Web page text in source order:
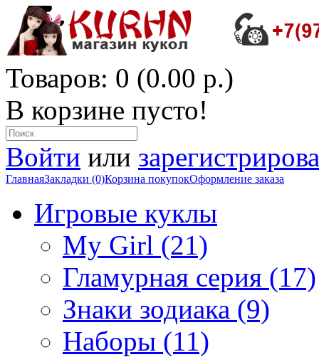
Товаров: 0 (0.00 р.)
В корзине пусто!
Войти или
ГлавнаяЗакладки (0)Корзина покупокОформление заказа
Игровые куклы
My Girl (21)
Гламурная серия (17)
Знаки зодиака (9)
Наборы (11)